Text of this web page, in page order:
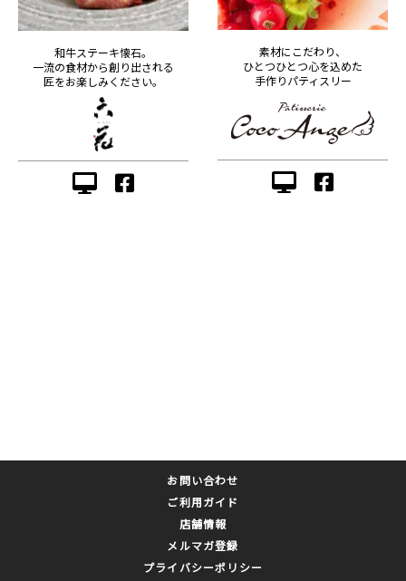
和牛ステーキ懐石。
一流の食材から創り出される
匠をお楽しみください。
素材にこだわり、
ひとつひとつ心を込めた
手作りパティスリー
お問い合わせ
ご利用ガイド
店舗情報
メルマガ登録
プライバシーポリシー